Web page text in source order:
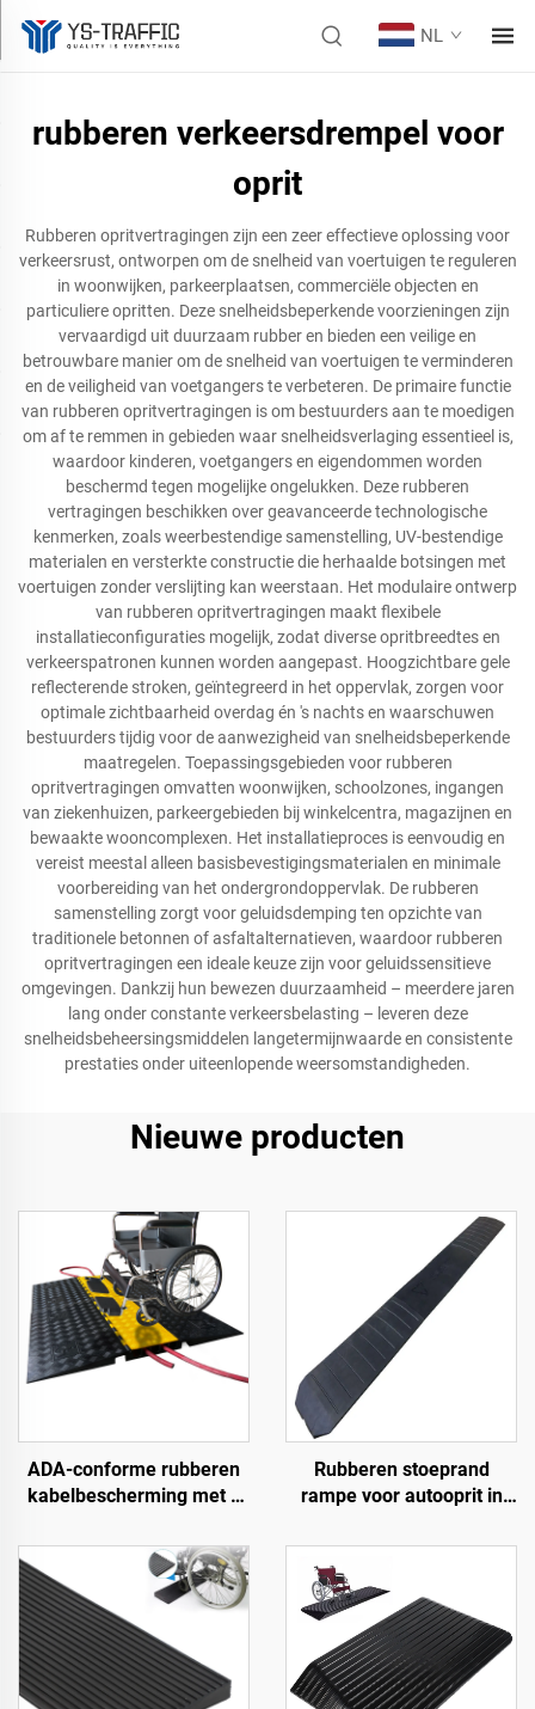
NL
rubberen verkeersdrempel voor
oprit
Rubberen opritvertragingen zijn een zeer effectieve oplossing voor
verkeersrust, ontworpen om de snelheid van voertuigen te reguleren
in woonwijken, parkeerplaatsen, commerciële objecten en
particuliere opritten. Deze snelheidsbeperkende voorzieningen zijn
vervaardigd uit duurzaam rubber en bieden een veilige en
betrouwbare manier om de snelheid van voertuigen te verminderen
en de veiligheid van voetgangers te verbeteren. De primaire functie
van rubberen opritvertragingen is om bestuurders aan te moedigen
om af te remmen in gebieden waar snelheidsverlaging essentieel is,
waardoor kinderen, voetgangers en eigendommen worden
beschermd tegen mogelijke ongelukken. Deze rubberen
vertragingen beschikken over geavanceerde technologische
kenmerken, zoals weerbestendige samenstelling, UV-bestendige
materialen en versterkte constructie die herhaalde botsingen met
voertuigen zonder verslijting kan weerstaan. Het modulaire ontwerp
van rubberen opritvertragingen maakt flexibele
installatieconfiguraties mogelijk, zodat diverse opritbreedtes en
verkeerspatronen kunnen worden aangepast. Hoogzichtbare gele
reflecterende stroken, geïntegreerd in het oppervlak, zorgen voor
optimale zichtbaarheid overdag én 's nachts en waarschuwen
bestuurders tijdig voor de aanwezigheid van snelheidsbeperkende
maatregelen. Toepassingsgebieden voor rubberen
opritvertragingen omvatten woonwijken, schoolzones, ingangen
van ziekenhuizen, parkeergebieden bij winkelcentra, magazijnen en
bewaakte wooncomplexen. Het installatieproces is eenvoudig en
vereist meestal alleen basisbevestigingsmaterialen en minimale
voorbereiding van het ondergrondoppervlak. De rubberen
samenstelling zorgt voor geluidsdemping ten opzichte van
traditionele betonnen of asfaltalternatieven, waardoor rubberen
opritvertragingen een ideale keuze zijn voor geluidssensitieve
omgevingen. Dankzij hun bewezen duurzaamheid – meerdere jaren
lang onder constante verkeersbelasting – leveren deze
snelheidsbeheersingsmiddelen langetermijnwaarde en consistente
prestaties onder uiteenlopende weersomstandigheden.
Nieuwe producten
ADA-conforme rubberen
kabelbescherming met 5
rolstoeltoegankelijke
oprijplaat voor binnen- en
buitengebruik bij
evenementen
Rubberen stoeprand
rampe voor autooprit in
afgeronde stoepranden